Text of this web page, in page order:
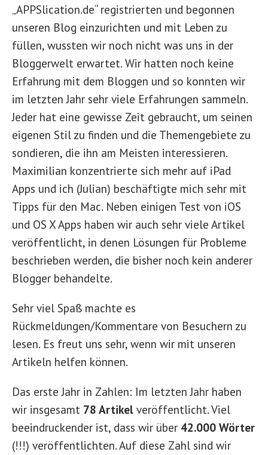
„APPSlication.de“ registrierten und begonnen
unseren Blog einzurichten und mit Leben zu
füllen, wussten wir noch nicht was uns in der
Bloggerwelt erwartet. Wir hatten noch keine
Erfahrung mit dem Bloggen und so konnten wir
im letzten Jahr sehr viele Erfahrungen sammeln.
Jeder hat eine gewisse Zeit gebraucht, um seinen
eigenen Stil zu finden und die Themengebiete zu
sondieren, die ihn am Meisten interessieren.
Maximilian konzentrierte sich mehr auf iPad
Apps und ich (Julian) beschäftigte mich sehr mit
Tipps für den Mac. Neben einigen Test von iOS
und OS X Apps haben wir auch sehr viele Artikel
veröffentlicht, in denen Lösungen für Probleme
beschrieben werden, die bisher noch kein anderer
Blogger behandelte.
Sehr viel Spaß machte es
Rückmeldungen/Kommentare von Besuchern zu
lesen. Es freut uns sehr, wenn wir mit unseren
Artikeln helfen können.
Das erste Jahr in Zahlen: Im letzten Jahr haben
wir insgesamt 78 Artikel veröffentlicht. Viel
beeindruckender ist, dass wir über 42.000 Wörter
(!!!) veröffentlichten. Auf diese Zahl sind wir